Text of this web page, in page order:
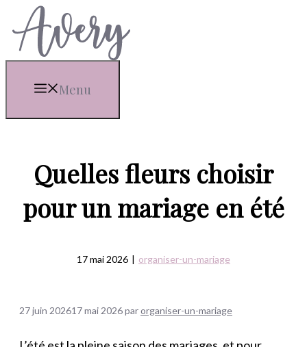
Aller
au
contenu
Menu
Quelles fleurs choisir
pour un mariage en été
17 mai 2026 | organiser-un-mariage
27 juin 202617 mai 2026parorganiser-un-mariage